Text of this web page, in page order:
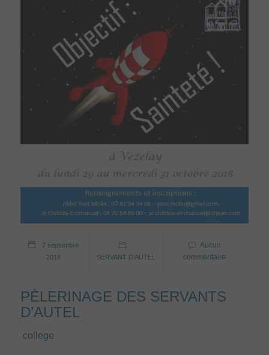
7 septembre
2018
SERVANT D'AUTEL
Aucun
commentaire
PÈLERINAGE DES SERVANTS
D’AUTEL
college